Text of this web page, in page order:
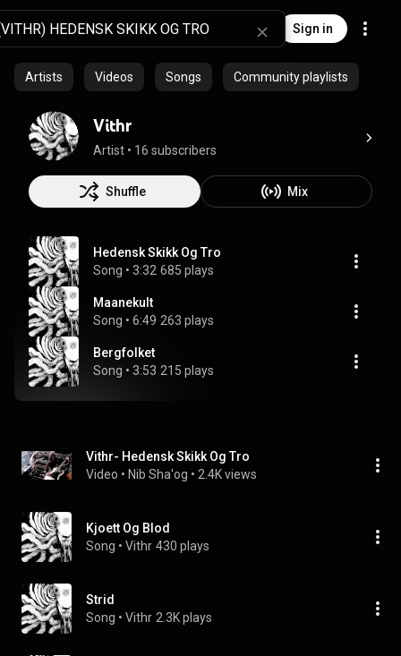
Sign in
Artists Videos Songs Community playlists
Vithr
Artist • 16 subscribers
Shuffle Mix
Hedensk Skikk Og Tro
Song • 3:32 685 plays
Maanekult
Song • 6:49 263 plays
Bergfolket
Song • 3:53 215 plays
Vithr- Hedensk Skikk Og Tro
Video • Nib Sha'og • 2.4K views
Kjoett Og Blod
Song • Vithr 430 plays
Strid
Song • Vithr 2.3K plays